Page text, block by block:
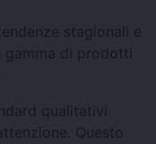
stagionali e
gamma di prodotti
qualitativi
Questo